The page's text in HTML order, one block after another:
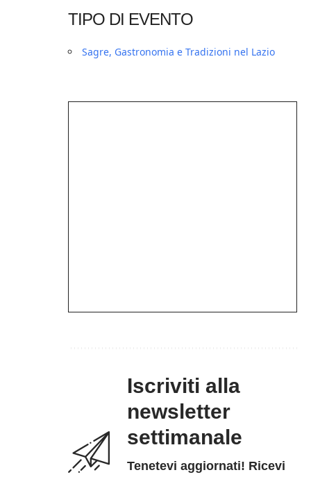
TIPO DI EVENTO
Sagre, Gastronomia e Tradizioni nel Lazio
Iscriviti alla
newsletter
settimanale
Tenetevi aggiornati! Ricevi